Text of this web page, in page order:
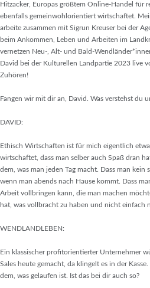
Hitzacker, Europas größtem Online-Handel für
ebenfalls gemeinwohlorientiert wirtschaftet.
arbeite zusammen mit Sigrun Kreuser bei der
beim Ankommen, Leben und Arbeiten im
vernetzen Neu-, Alt- und Bald-
David bei der Kulturellen Landpartie 2023 live
Zuhören!
Fangen wir mit dir an, David. Was verstehst du
DAVID:
Ethisch Wirtschaften ist für mich eigentlich
wirtschaftet, dass man selber auch Spaß dran
dem, was man jeden Tag macht. Dass man kein
wenn man abends nach Hause kommt. Dass
Arbeit vollbringen kann, die man machen
hat, was vollbracht zu haben und nicht einfach
WENDLANDLEBEN:
Ein klassischer profitorientierter Unternehmer
Sales heute gemacht, da klingelt es in der
dem, was gelaufen ist. Ist das bei dir auch so?